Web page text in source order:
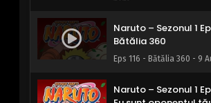
Naruto – Sezonul 1
Bătălia 360
Eps 116 - Bătălia 360 - 9
Naruto – Sezonul 1